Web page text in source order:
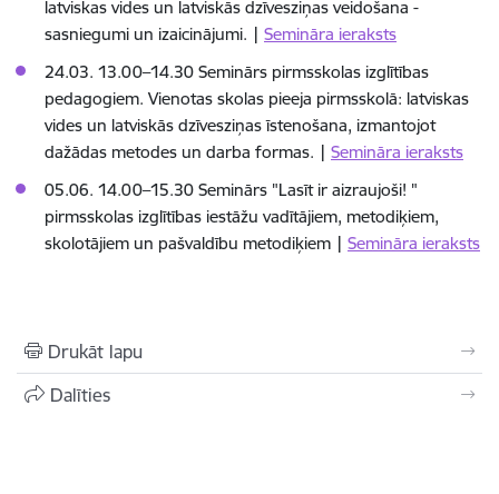
latviskas vides un latviskās dzīvesziņas veidošana -
sasniegumi un izaicinājumi. | Semināra ieraksts
24.03. 13.00–14.30 Seminārs pirmsskolas izglītības
pedagogiem. Vienotas skolas pieeja pirmsskolā: latviskas
vides un latviskās dzīvesziņas īstenošana, izmantojot
dažādas metodes un darba formas. | Semināra ieraksts
05.06. 14.00–15.30 Seminārs "Lasīt ir aizraujoši! "
pirmsskolas izglītības iestāžu vadītājiem, metodiķiem,
skolotājiem un pašvaldību metodiķiem | Semināra ieraksts
Drukāt lapu
Dalīties